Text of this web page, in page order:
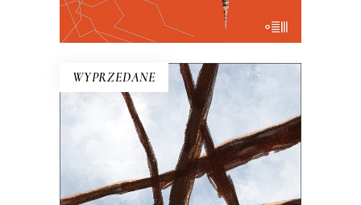
E-BOOK DO KOSZYKA
WYPRZEDANE
NA KAŻDYM ROGU TA SAMA